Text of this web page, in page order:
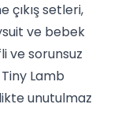
çıkış setleri,
ve bebek
ve sorunsuz
Lamb
unutulmaz